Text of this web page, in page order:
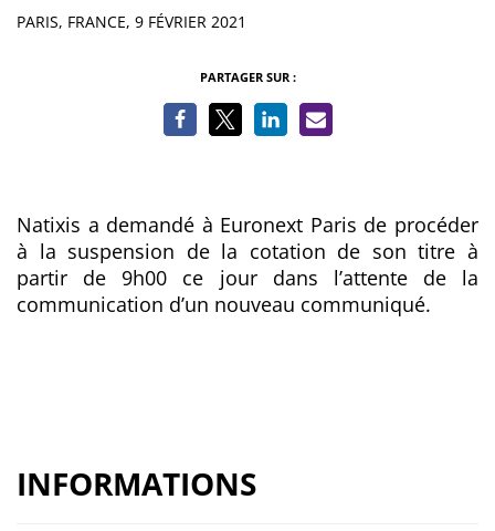
Résumé
PARIS, FRANCE, 9 FÉVRIER 2021
PARTAGER SUR :
Natixis a demandé à Euronext Paris de procéder
à la suspension de la cotation de son titre à
partir de 9h00 ce jour dans l’attente de la
communication d’un nouveau communiqué.
INFORMATIONS